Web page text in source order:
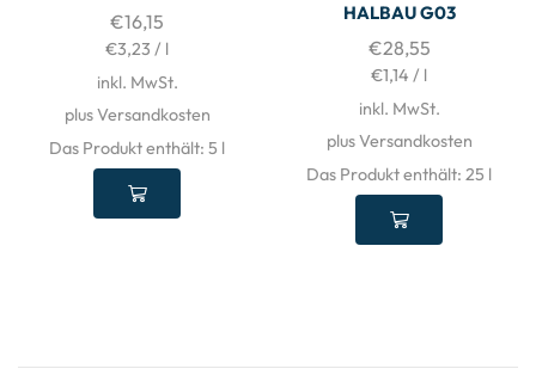
€16,15
€3,23 / l
inkl. MwSt.
plus Versandkosten
Das Produkt enthält: 5 l
HALBAU G03
€28,55
€1,14 / l
inkl. MwSt.
plus Versandkosten
Das Produkt enthält: 25 l